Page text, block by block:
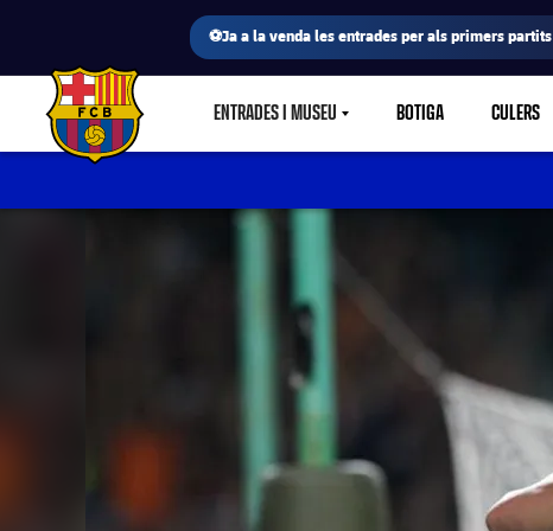
⚽Ja a la venda les entrades per als primers partits
FC Barcelona club badge ENTRADES I MUSEULABEL.SHARE.CARETDOWN
BOTIGA CULERS